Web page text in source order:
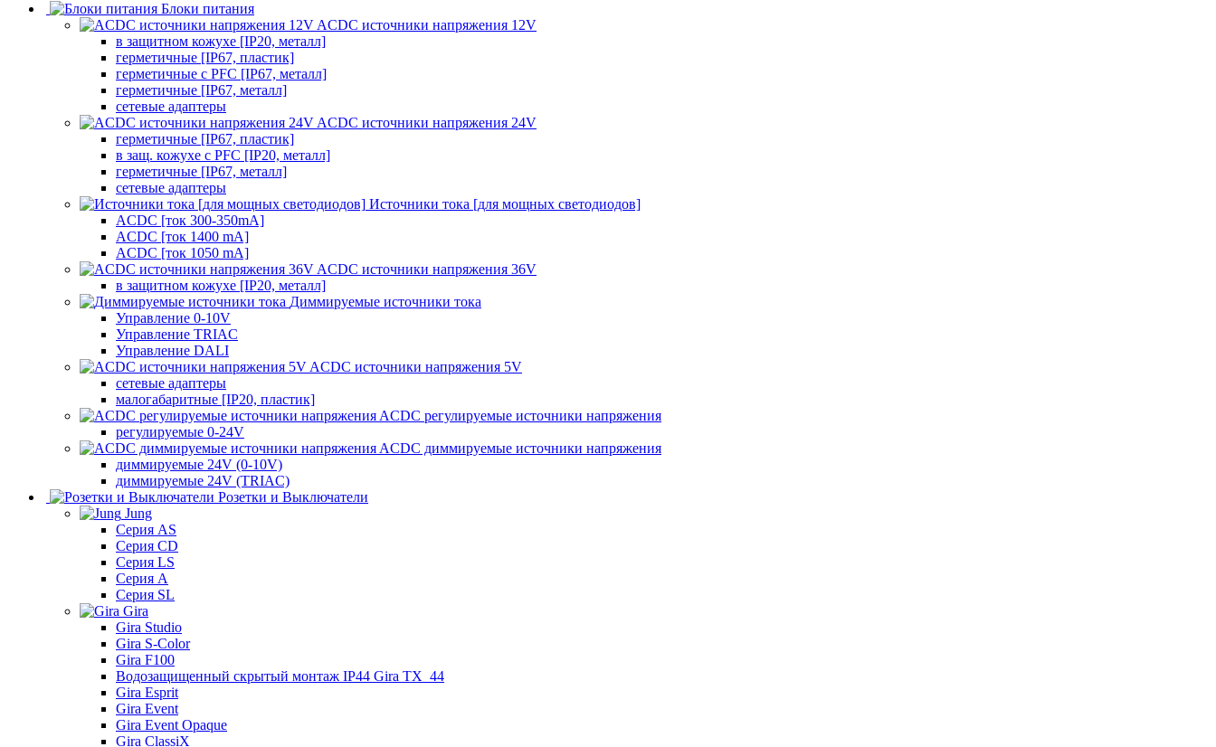
Блоки питания
ACDC источники напряжения 12V
в защитном кожухе [IP20, металл]
герметичные [IP67, пластик]
герметичные с PFC [IP67, металл]
герметичные [IP67, металл]
сетевые адаптеры
ACDC источники напряжения 24V
герметичные [IP67, пластик]
в защ. кожухе с PFC [IP20, металл]
герметичные [IP67, металл]
сетевые адаптеры
Источники тока [для мощных светодиодов]
ACDC [ток 300-350mA]
ACDC [ток 1400 mA]
ACDC [ток 1050 mA]
ACDC источники напряжения 36V
в защитном кожухе [IP20, металл]
Диммируемые источники тока
Управление 0-10V
Управление TRIAC
Управление DALI
ACDC источники напряжения 5V
сетевые адаптеры
малогабаритные [IP20, пластик]
ACDC регулируемые источники напряжения
регулируемые 0-24V
ACDC диммируемые источники напряжения
диммируемые 24V (0-10V)
диммируемые 24V (TRIAC)
Розетки и Выключатели
Jung
Серия AS
Серия CD
Серия LS
Серия A
Серия SL
Gira
Gira Studio
Gira S-Color
Gira F100
Водозащищенный скрытый монтаж IP44 Gira TX_44
Gira Esprit
Gira Event
Gira Event Opaque
Gira ClassiX